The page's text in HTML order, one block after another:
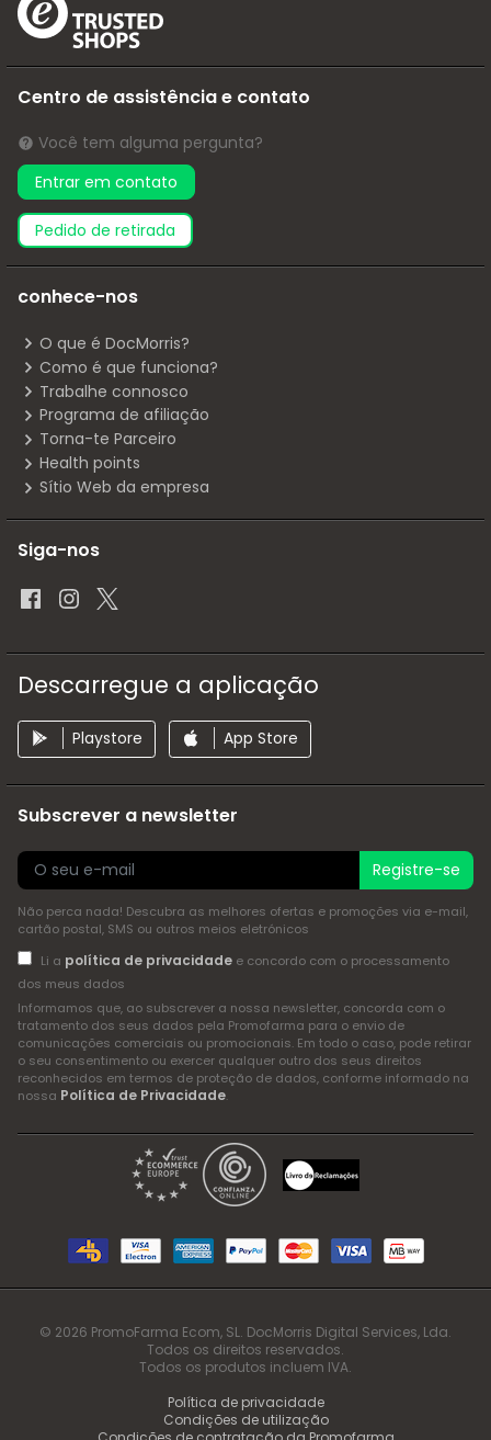
Centro de assistência e contato
Você tem alguma pergunta?
Entrar em contato
pedido de retirada
conhece-nos
O que é DocMorris?
Como é que funciona?
Trabalhe connosco
Programa de afiliação
Torna-te Parceiro
Health points
Sítio Web da empresa
Siga-nos
Descarregue a aplicação
Playstore App Store
Subscrever a newsletter
Registre-se
Não perca nada! Descubra as melhores ofertas e promoções via e-mail,
cartão postal, SMS ou outros meios eletrónicos
Li a política de privacidadee concordo com o processamento
dos meus dados
Informamos que, ao subscrever a nossa newsletter, concorda com o
tratamento dos seus dados pela Promofarma para o envio de
comunicações comerciais ou promocionais. Em todo o caso, pode retirar
o seu consentimento ou exercer qualquer outro dos seus direitos
reconhecidos em termos de proteção de dados, conforme informado na
nossa Política de Privacidade.
© 2026 PromoFarma Ecom, SL. DocMorris Digital Services, Lda.
Todos os direitos reservados.
Todos os produtos incluem IVA.
Política de privacidade
Condições de utilização